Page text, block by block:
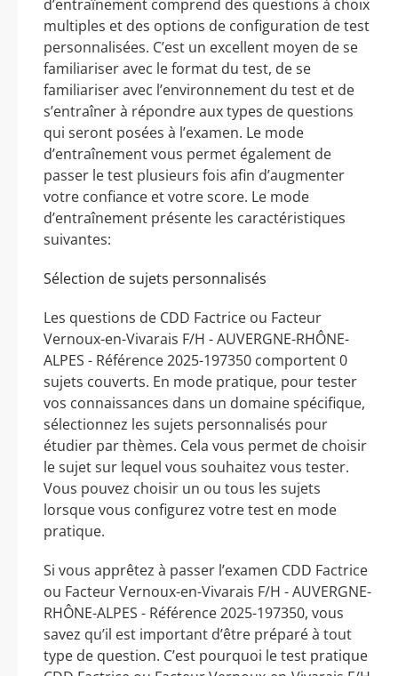
d’entraînement comprend des questions à choix
multiples et des options de configuration de test
personnalisées. C’est un excellent moyen de se
familiariser avec le format du test, de se
familiariser avec l’environnement du test et de
s’entraîner à répondre aux types de questions
qui seront posées à l’examen. Le mode
d’entraînement vous permet également de
passer le test plusieurs fois afin d’augmenter
votre confiance et votre score. Le mode
d’entraînement présente les caractéristiques
suivantes:
Sélection de sujets personnalisés
Les questions de CDD Factrice ou Facteur
Vernoux-en-Vivarais F/H - AUVERGNE-RHÔNE-
ALPES - Référence 2025-197350 comportent 0
sujets couverts. En mode pratique, pour tester
vos connaissances dans un domaine spécifique,
sélectionnez les sujets personnalisés pour
étudier par thèmes. Cela vous permet de choisir
le sujet sur lequel vous souhaitez vous tester.
Vous pouvez choisir un ou tous les sujets
lorsque vous configurez votre test en mode
pratique.
Si vous apprêtez à passer l’examen CDD Factrice
ou Facteur Vernoux-en-Vivarais F/H - AUVERGNE-
RHÔNE-ALPES - Référence 2025-197350, vous
savez qu’il est important d’être préparé à tout
type de question. C’est pourquoi le test pratique